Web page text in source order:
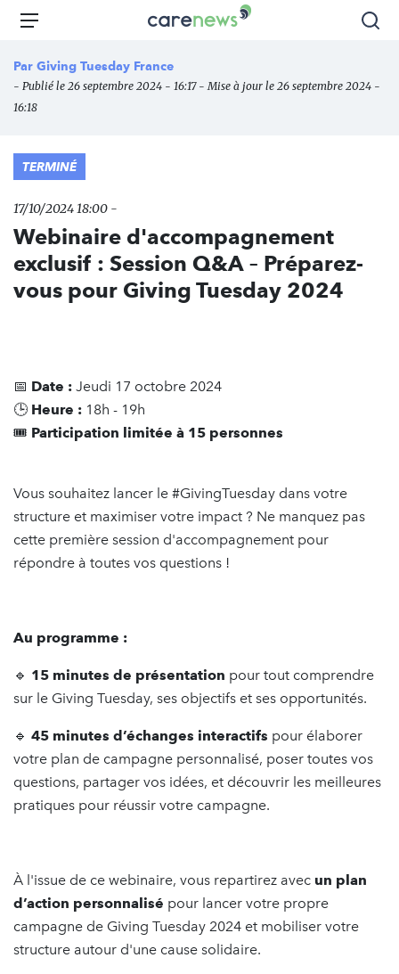
Aller
principal
Carenews,
des
Menu
Par Giving Tuesday France
- Publié le 26 septembre 2024 - 16:17 - Mise à jour le 26 septembre 2024 -
16:18
TERMINÉ
17/10/2024 18:00 -
Webinaire d'accompagnement
exclusif : Session Q&A – Préparez-
vous pour Giving Tuesday 2024
📅 Date : Jeudi 17 octobre 2024
🕒 Heure : 18h - 19h
🎟️ Participation limitée à 15 personnes
Vous souhaitez lancer le #GivingTuesday dans votre
structure et maximiser votre impact ? Ne manquez pas
cette première session d'accompagnement pour
répondre à toutes vos questions !
Au programme :
🔹 15 minutes de présentation pour tout comprendre
sur le Giving Tuesday, ses objectifs et ses opportunités.
🔹 45 minutes d’échanges interactifs pour élaborer
votre plan de campagne personnalisé, poser toutes vos
questions, partager vos idées, et découvrir les meilleures
pratiques pour réussir votre campagne.
À l'issue de ce webinaire, vous repartirez avec un plan
d’action personnalisé pour lancer votre propre
campagne de Giving Tuesday 2024 et mobiliser votre
structure autour d'une cause solidaire.